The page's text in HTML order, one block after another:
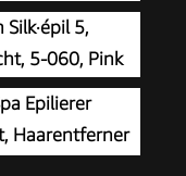
epilieren
Modell
5,
5-060, Pink
Epilierer
Haarentferner